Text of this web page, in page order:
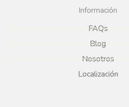
Información
FAQs
Blog
Nosotros
Localización